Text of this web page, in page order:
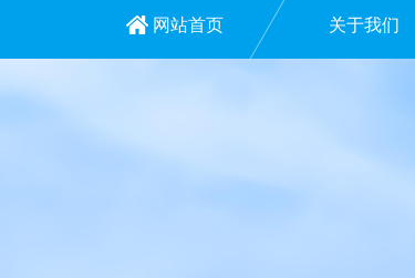
网站首页 关于我们